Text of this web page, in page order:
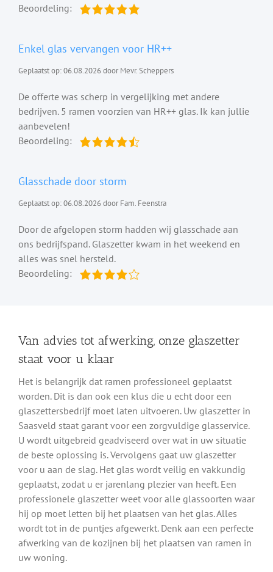
Beoordeling:
Enkel glas vervangen voor HR++
Geplaatst op: 06.08.2026 door Mevr. Scheppers
De offerte was scherp in vergelijking met andere
bedrijven. 5 ramen voorzien van HR++ glas. Ik kan jullie
aanbevelen!
Beoordeling:
Glasschade door storm
Geplaatst op: 06.08.2026 door Fam. Feenstra
Door de afgelopen storm hadden wij glasschade aan
ons bedrijfspand. Glaszetter kwam in het weekend en
alles was snel hersteld.
Beoordeling:
Van advies tot afwerking, onze glaszetter
staat voor u klaar
Het is belangrijk dat ramen professioneel geplaatst
worden. Dit is dan ook een klus die u echt door een
glaszettersbedrijf moet laten uitvoeren. Uw glaszetter in
Saasveld staat garant voor een zorgvuldige glasservice.
U wordt uitgebreid geadviseerd over wat in uw situatie
de beste oplossing is. Vervolgens gaat uw glaszetter
voor u aan de slag. Het glas wordt veilig en vakkundig
geplaatst, zodat u er jarenlang plezier van heeft. Een
professionele glaszetter weet voor alle glassoorten waar
hij op moet letten bij het plaatsen van het glas. Alles
wordt tot in de puntjes afgewerkt. Denk aan een perfecte
afwerking van de kozijnen bij het plaatsen van ramen in
uw woning.